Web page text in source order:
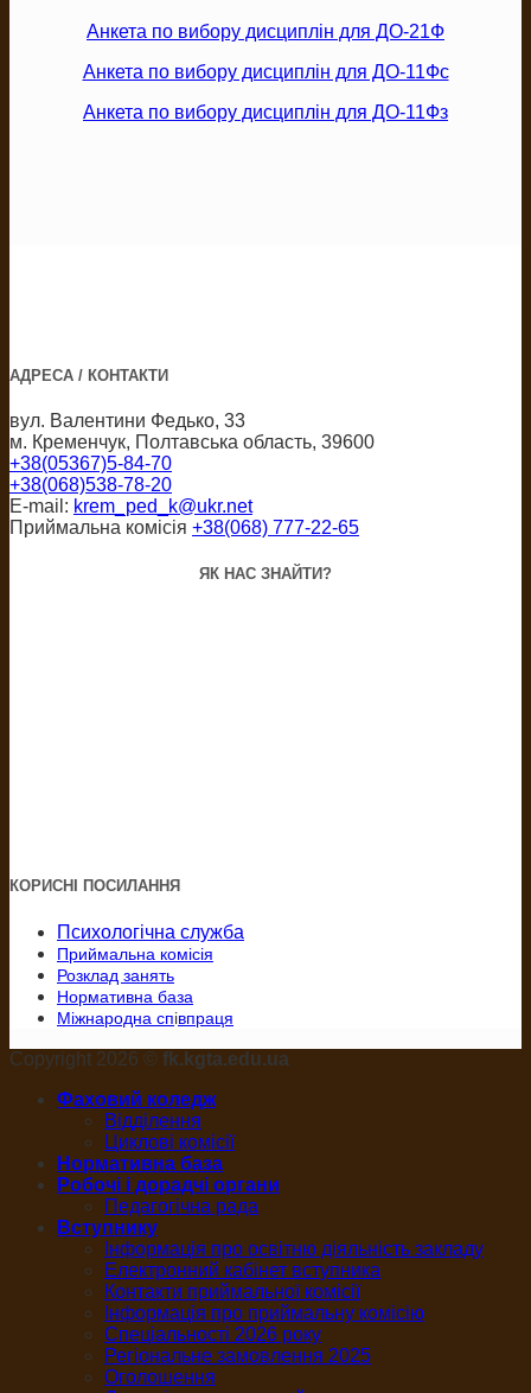
Анкета по вибору дисциплін для ДО-21Ф
Анкета по вибору дисциплін для ДО-11Фс
Анкета по вибору дисциплін для ДО-11Фз
АДРЕСА / КОНТАКТИ
вул. Валентини Федько, 33
м. Кременчук, Полтавська область, 39600
+38(05367)5-84-70
+38(068)538-78-20
E-mail: krem_ped_k@ukr.net
Приймальна комісія +38(068) 777-22-65
ЯК НАС ЗНАЙТИ?
КОРИСНІ ПОСИЛАННЯ
Психологічна служба
Приймальна комісія
Розклад занять
Нормативна база
Міжнародна співпраця
Copyright 2026 © fk.kgta.edu.ua
Фаховий коледж
Відділення
Циклові комісії
Нормативна база
Робочі і дорадчі органи
Педагогічна рада
Вступнику
Інформація про освітню діяльність закладу
Електронний кабінет вступника
Контакти приймальної комісії
Інформація про приймальну комісію
Спеціальності 2026 року
Регіональне замовлення 2025
Оголошення